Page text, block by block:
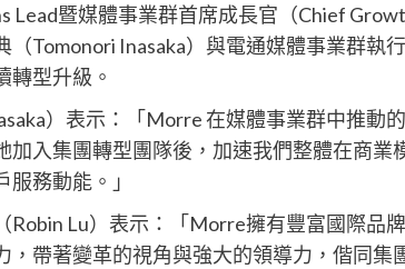
暨媒體事業群首席成長官（Chief
Tomonori Inasaka）與電通媒體事業群執
轉型升級。
）表示：「Morre 在媒體事業群中推動
加入集團轉型團隊後，加速我們整體在商業
務動能。」
Robin Lu）表示：「Morre擁有豐富國際品
，帶著變革的視角與強大的領導力，偕同集